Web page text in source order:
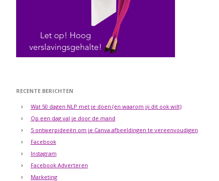
RECENTE BERICHTEN
Wat 50 dagen NLP met je doen (en waarom jij dit ook wilt)
Op een dag val je door de mand
5 ontwerpideeën om je Canva afbeeldingen te vereenvoudigen
Facebook
Instagram
Facebook Adverteren
Marketing